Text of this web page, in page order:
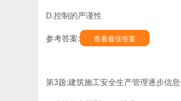
D.控制的严谨性
参考答案: 查看最佳答案
第3题:建筑施工安全生产管理逐步信